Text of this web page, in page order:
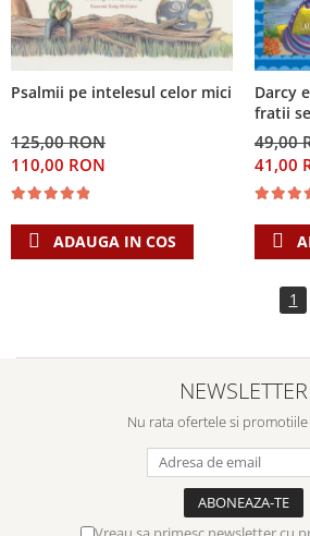
Psalmii pe intelesul celor mici
125,00 RON
110,00 RON
ADAUGA IN COS
Darcy
fratii
49,00
41,00
1
NEWSLETTER
Nu rata ofertele si